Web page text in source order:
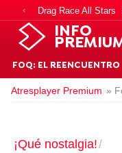
Drag Race All Stars
INFO
FOQ: EL REENCUENTRO
Atresplayer Premium »
¡Qué nostalgia!